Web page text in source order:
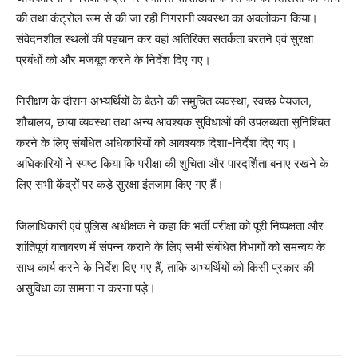
की तथा कंट्रोल रूम से की जा रही निगरानी व्यवस्था का अवलोकन किया।
संवेदनशील स्थलों की पहचान कर वहां अतिरिक्त सतर्कता बरतने एवं सुरक्षा
प्रबंधों को और मजबूत करने के निर्देश दिए गए।
निरीक्षण के दौरान अभ्यर्थियों के बैठने की समुचित व्यवस्था, स्वच्छ पेयजल,
शौचालय, छाया व्यवस्था तथा अन्य आवश्यक सुविधाओं की उपलब्धता सुनिश्चित
करने के लिए संबंधित अधिकारियों को आवश्यक दिशा-निर्देश दिए गए।
अधिकारियों ने स्पष्ट किया कि परीक्षा की शुचिता और पारदर्शिता बनाए रखने के
लिए सभी केंद्रों पर कड़े सुरक्षा इंतजाम किए गए हैं।
जिलाधिकारी एवं पुलिस अधीक्षक ने कहा कि भर्ती परीक्षा को पूरी निष्पक्षता और
शांतिपूर्ण वातावरण में संपन्न कराने के लिए सभी संबंधित विभागों को समन्वय के
साथ कार्य करने के निर्देश दिए गए हैं, ताकि अभ्यर्थियों को किसी प्रकार की
असुविधा का सामना न करना पड़े।